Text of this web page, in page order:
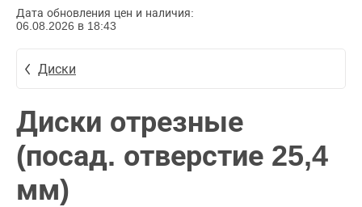
Дата обновления цен и наличия:
06.08.2026 в 18:43
Диски
Диски отрезные
(посад. отверстие 25,4
мм)